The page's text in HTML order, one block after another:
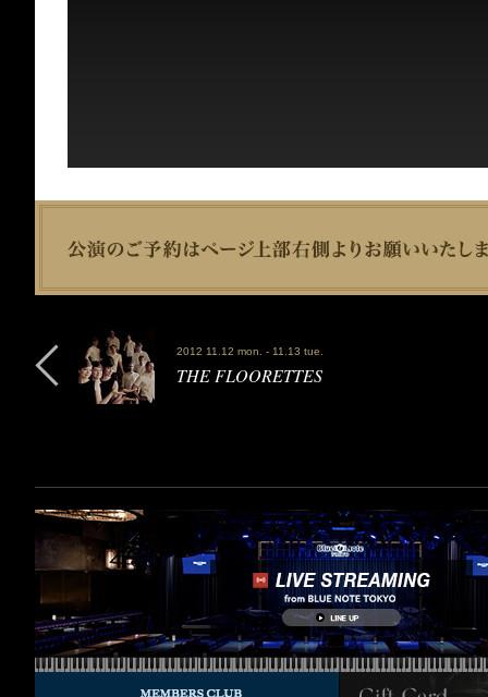
2012 11.12 mon. - 11.13 tue.
THE FLOORETTES